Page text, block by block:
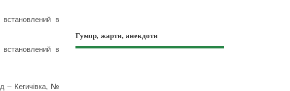
в
в
– Кегичівка, №
Гумор, жарти, анекдоти